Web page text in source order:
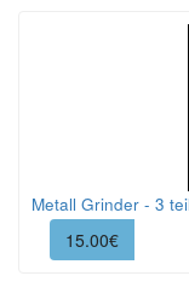
Metall Grinder - 3
15.00€